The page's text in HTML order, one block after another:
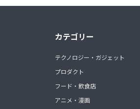
カテゴリー
テクノロジー・ガジェット
プロダクト
フード・飲食店
アニメ・漫画